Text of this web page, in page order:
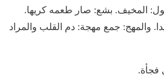
المخيف. بشع: صار طعمه كريها.
والمهج: جمع مهجة: دم القلب والمراد